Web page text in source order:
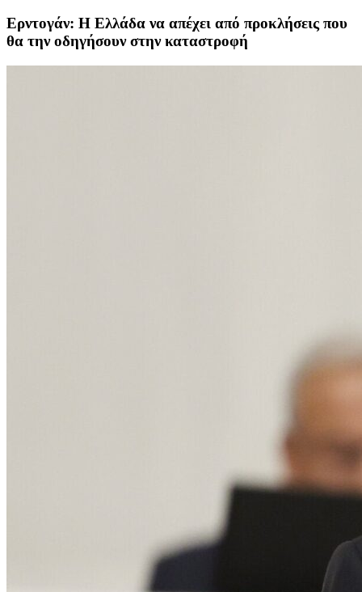
Ερντογάν: Η Ελλάδα να απέχει από προκλήσεις που
θα την οδηγήσουν στην καταστροφή